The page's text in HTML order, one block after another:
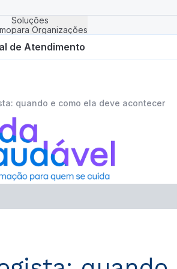
Soluções
para Organizações
de Atendimento
quando e como ela deve acontecer